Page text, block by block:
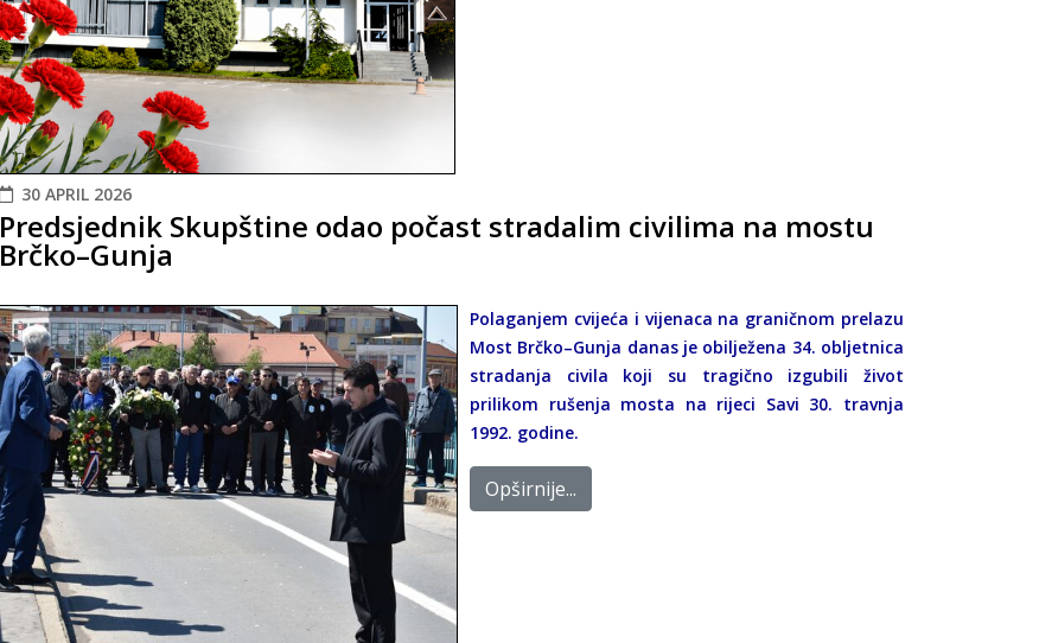
30 APRIL 2026
Predsjednik Skupštine odao počast stradalim civilima na mostu
Brčko–Gunja
Polaganjem cvijeća i vijenaca na graničnom prelazu
Most Brčko–Gunja danas je obilježena 34. obljetnica
stradanja civila koji su tragično izgubili život
prilikom rušenja mosta na rijeci Savi 30. travnja
1992. godine.
Opširnije...